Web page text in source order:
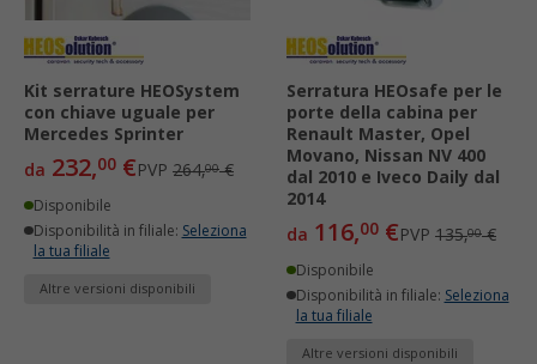
Kit serrature HEOSystem
con chiave uguale per
Mercedes Sprinter
da 232,00 €PVP 264,00€
Disponibile
Disponibilità in filiale: Seleziona
la tua filiale
Altre versioni disponibili
Serratura HEOsafe per le
porte della cabina per
Renault Master, Opel
Movano, Nissan NV 400
dal 2010 e Iveco Daily dal
2014
da 116,00 €PVP 135,00€
Disponibile
Disponibilità in filiale: Seleziona
la tua filiale
Altre versioni disponibili